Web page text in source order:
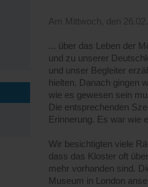
Am Mittwoch, den
... über das Leben der
und zu unserer
und unser Begleiter
hielten. Danach gingen
wie es gewesen sein
Die entsprechenden
Erinnerung. Es war wie
Wir besichtigten viele
dass das Kloster oft
mehr vorhanden sind.
Museum in London